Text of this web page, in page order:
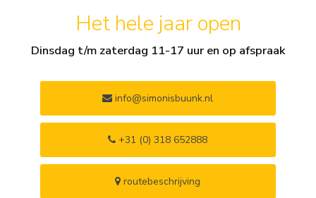
Het hele jaar open
Dinsdag t/m zaterdag 11-17 uur en op afspraak
info@simonisbuunk.nl
+31 (0) 318 652888
routebeschrijving